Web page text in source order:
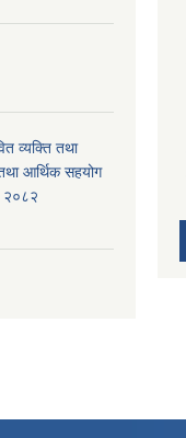
व्यक्ति तथा
आर्थिक सहयोग
२०८२